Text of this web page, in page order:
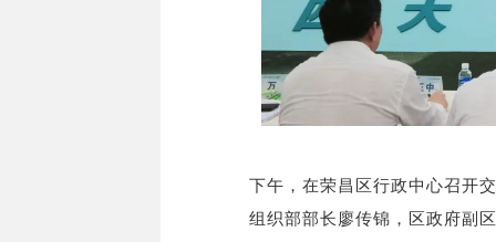
下午，在荣昌区行政中心召开
组织部部长廖传锦，区政府副